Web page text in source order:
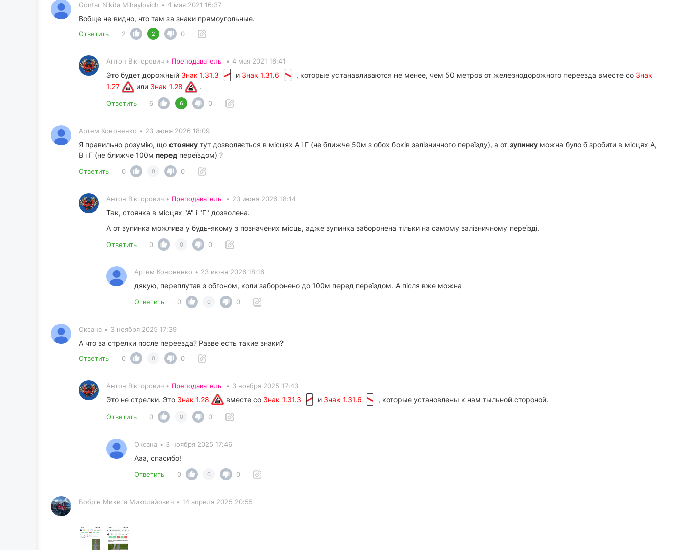
Gontar Nikita Mihaylovich • 4 мая 2021 16:37
Вобще не видно, что там за знаки прямоугольные.
Ответить 2 2 0
Антон Вікторович • Преподаватель • 4 мая 2021 16:41
Это будет дорожный Знак 1.31.3 и Знак 1.31.6 , которые устанавливаются не менее, чем 50 метров от железнодорожного переезда вместе со Знак
1.27
или Знак 1.28 .
Ответить 6 6 0
Артем Кононенко • 23 июня 2026 18:09
Я правильно розумію, що стоянку тут дозволяється в місцях А і Г (не ближче 50м з обох боків залізничного переїзду), а от зупинку можна було б зробити в місцях А,
В і Г (не ближче 100м перед переїздом) ?
Ответить 0 0 0
Антон Вікторович • Преподаватель • 23 июня 2026 18:14
Так, стоянка в місцях "А" і "Г" дозволена.
А от зупинка можлива у будь-якому з позначених місць, адже зупинка заборонена тільки на самому залізничному переїзді.
Ответить 0 0 0
Артем Кононенко • 23 июня 2026 18:16
дякую, переплутав з обгоном, коли заборонено до 100м перед переїздом. А після вже можна
Ответить 0 0 0
Оксана • 3 ноября 2025 17:39
А что за стрелки после переезда? Разве есть такие знаки?
Ответить 0 0 0
Антон Вікторович • Преподаватель • 3 ноября 2025 17:43
Это не стрелки. Это Знак 1.28 вместе со Знак 1.31.3 и Знак 1.31.6 , которые установлены к нам тыльной стороной.
Ответить 0 0 0
Оксана • 3 ноября 2025 17:46
Ааа, спасибо!
Ответить 0 0 0
Бобрін Микита Миколайович • 14 апреля 2025 20:55